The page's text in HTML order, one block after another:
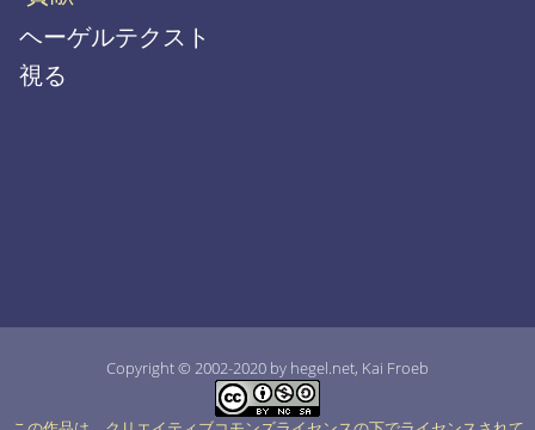
ヘーゲルテクスト
視る
Copyright © 2002-2020 by hegel.net, Kai Froeb